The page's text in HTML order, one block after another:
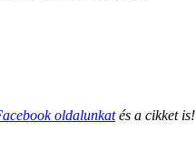
oldalunkatés a cikket is!